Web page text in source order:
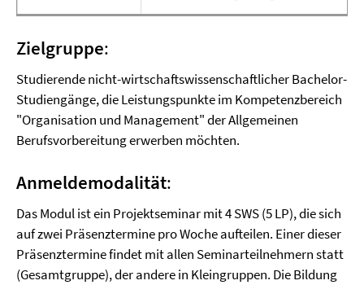
Zielgruppe:
Studierende nicht-wirtschaftswissenschaftlicher Bachelor-
Studiengänge, die Leistungspunkte im Kompetenzbereich
"Organisation und Management" der Allgemeinen
Berufsvorbereitung erwerben möchten.
Anmeldemodalität:
Das Modul ist ein Projektseminar mit 4 SWS (5 LP), die sich
auf zwei Präsenztermine pro Woche aufteilen. Einer dieser
Präsenztermine findet mit allen Seminarteilnehmern statt
(Gesamtgruppe), der andere in Kleingruppen. Die Bildung